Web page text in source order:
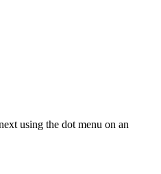
using the dot menu on an